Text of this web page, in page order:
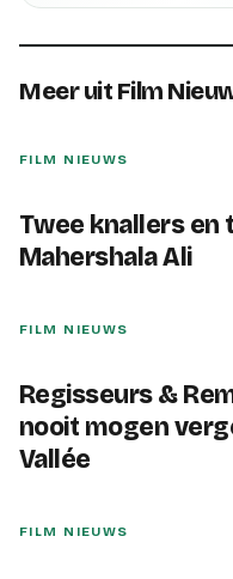
Meer uit Film
FILM NIEUWS
Twee knallers en
Mahershala Ali
FILM NIEUWS
Regisseurs &
nooit mogen
Vallée
FILM NIEUWS